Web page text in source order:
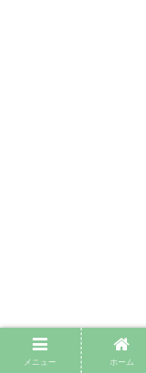
メニュー ホーム